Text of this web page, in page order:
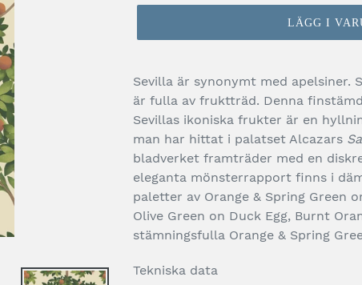
LÄGG I
Sevilla är synonymt med apelsiner.
är fulla av fruktträd. Denna
Sevillas ikoniska frukter är en
man har hittat i palatset Alcazars
bladverket framträder med en
eleganta mönsterrapport finns i
paletter av Orange & Spring Green
Olive Green on Duck Egg, Burnt
stämningsfulla Orange & Spring
Tekniska data